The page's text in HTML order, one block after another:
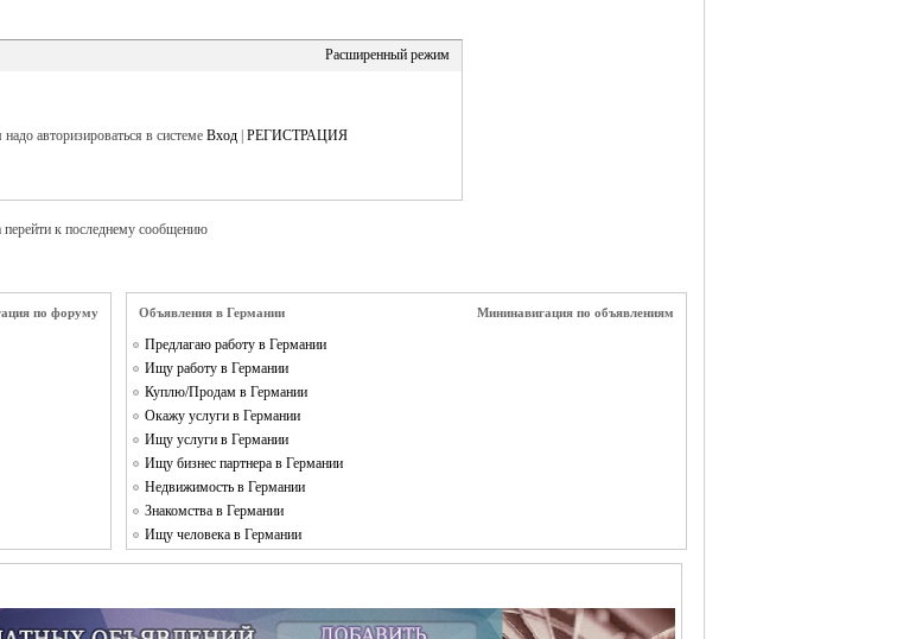
Расширенный режим
авторизироваться в системе Вход РЕГИСТРАЦИЯ
перейти к последнему сообщению
по форуму Объявления в Германии Мининавигация по объявлениям
Предлагаю работу в Германии
Ищу работу в Германии
Куплю/Продам в Германии
Окажу услуги в Германии
Ищу услуги в Германии
Ищу бизнес партнера в Германии
Недвижимость в Германии
Знакомства в Германии
Ищу человека в Германии